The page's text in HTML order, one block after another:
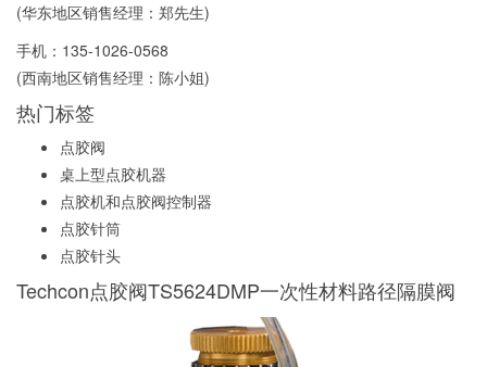
(华东地区销售经理：郑先生)
手机： 135-1026-0568
(西南地区销售经理：陈小姐)
热门标签
点胶阀
桌上型点胶机器
点胶机和点胶阀控制器
点胶针筒
点胶针头
Techcon点胶阀TS5624DMP一次性材料路径隔膜阀